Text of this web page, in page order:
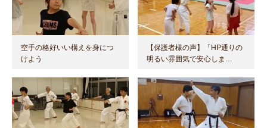
空手の格好いい構えを身につ
けよう
【保護者様の声】「HP通りの
明るい雰囲気で安心しま…